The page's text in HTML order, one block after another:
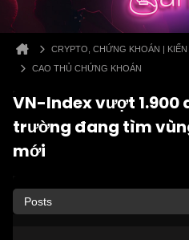
CRYPTO, CHỨNG KHOÁN |
CAO THỦ CHỨNG KHOÁN
VN-Index vượt 1.900
trường đang tìm
mới